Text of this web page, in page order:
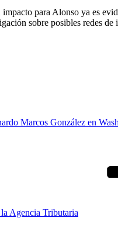
para Alonso ya es
sobre posibles redes
Marcos González en
Agencia Tributaria